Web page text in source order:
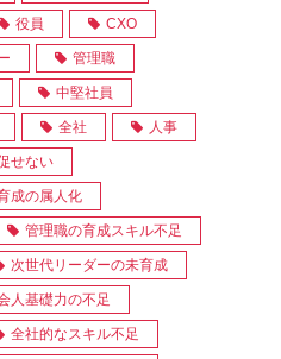
役員 CXO
管理職
中堅社員
全社 人事
せない
成の属人化
管理職の育成スキル不足
次世代リーダーの未育成
人基礎力の不足
全社的なスキル不足